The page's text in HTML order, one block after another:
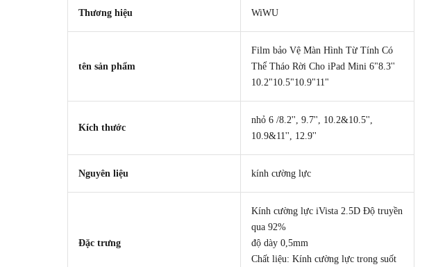
Thương hiệu WiWU
tên sản phẩm
Film bảo Vệ Màn Hình Từ Tính Có
Thể Tháo Rời Cho iPad Mini 6"8.3''
10.2"10.5"10.9"11"
Kích thước
nhỏ 6 /8.2'', 9.7'', 10.2&10.5'',
10.9&11'', 12.9''
Nguyên liệu kính cường lực
Đặc trưng
Kính cường lực iVista 2.5D Độ truyền
qua 92%
độ dày 0,5mm
Chất liệu: Kính cường lực trong suốt